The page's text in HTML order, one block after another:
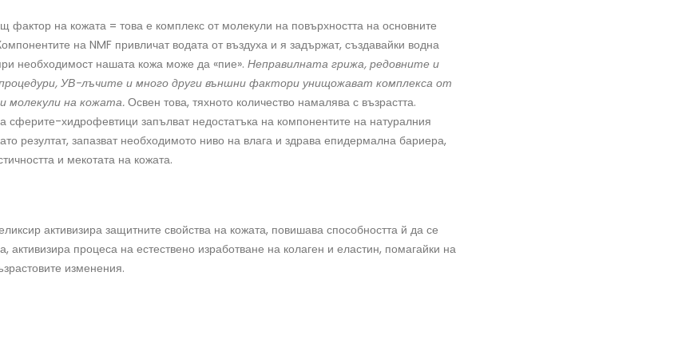
фактор на кожата = това е комплекс от молекули на повърхността на основните
на NMF привличат водата от въздуха и я задържат, създавайки водна
необходимост нашата кожа може да «пие». Неправилната грижа, редовните и
УВ-лъчите и много други външни фактори унищожават комплекса от
молекули на кожата. Освен това, тяхното количество намалява с възрастта.
сферите-хидрофевтици запълват недостатъка на компонентите на натуралния
резултат, запазват необходимото ниво на влага и здрава епидермална бариера,
и мекотата на кожата.
активизира защитните свойства на кожата, повишава способността й да се
активизира процеса на естествено изработване на колаген и еластин, помагайки на
изменения.